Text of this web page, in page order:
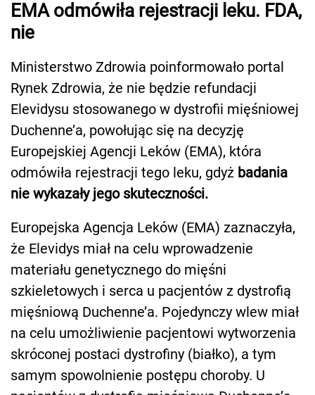
EMA odmówiła rejestracji leku. FDA,
nie
Ministerstwo Zdrowia poinformowało portal
Rynek Zdrowia, że nie będzie refundacji
Elevidysu stosowanego w dystrofii mięśniowej
Duchenne’a, powołując się na decyzję
Europejskiej Agencji Leków (EMA), która
odmówiła rejestracji tego leku, gdyż badania
nie wykazały jego skuteczności.
Europejska Agencja Leków (EMA) zaznaczyła,
że Elevidys miał na celu wprowadzenie
materiału genetycznego do mięśni
szkieletowych i serca u pacjentów z dystrofią
mięśniową Duchenne’a. Pojedynczy wlew miał
na celu umożliwienie pacjentowi wytworzenia
skróconej postaci dystrofiny (białko), a tym
samym spowolnienie postępu choroby. U